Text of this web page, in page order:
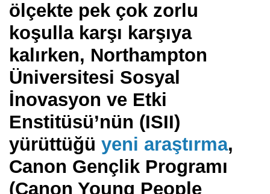
ölçekte pek çok zorlu
koşulla karşı karşıya
kalırken, Northampton
Üniversitesi Sosyal
İnovasyon ve Etki
Enstitüsü’nün (ISII)
yürüttüğü yeni araştırma,
Canon Gençlik Programı
(Canon Young People